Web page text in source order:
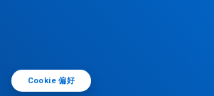
Cookie 偏好